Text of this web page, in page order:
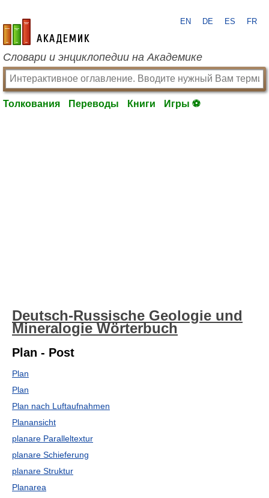
academic.ru
EN DE ES FR
Словари и энциклопедии на Академике
Толкования Переводы Книги Игры ⚽
Deutsch-Russische Geologie und
Mineralogie Wörterbuch
Plan - Post
Plan
Plan
Plan nach Luftaufnahmen
Planansicht
planare Paralleltextur
planare Schieferung
planare Struktur
Planarea